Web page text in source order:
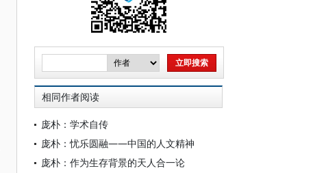
相同作者阅读
庞朴：学术自传
庞朴：忧乐圆融——中国的人文精神
庞朴：作为生存背景的天人合一论